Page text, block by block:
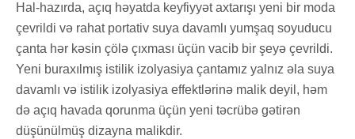
Hal-hazırda, açıq həyatda keyfiyyət axtarışı yeni bir moda
çevrildi və rahat portativ suya davamlı yumşaq soyuducu
çanta hər kəsin çölə çıxması üçün vacib bir şeyə çevrildi.
Yeni buraxılmış istilik izolyasiya çantamız yalnız əla suya
davamlı və istilik izolyasiya effektlərinə malik deyil, həm
də açıq havada qorunma üçün yeni təcrübə gətirən
düşünülmüş dizayna malikdir.